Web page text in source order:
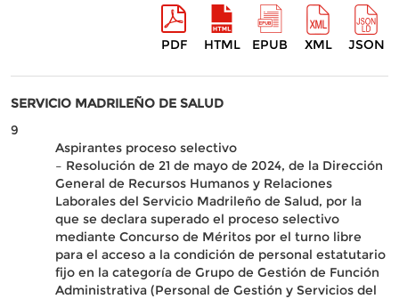
PDF HTML EPUB XML JSON
SERVICIO MADRILEÑO DE SALUD
9
Aspirantes proceso selectivo
– Resolución de 21 de mayo de 2024, de la Dirección
General de Recursos Humanos y Relaciones
Laborales del Servicio Madrileño de Salud, por la
que se declara superado el proceso selectivo
mediante Concurso de Méritos por el turno libre
para el acceso a la condición de personal estatutario
fijo en la categoría de Grupo de Gestión de Función
Administrativa (Personal de Gestión y Servicios del